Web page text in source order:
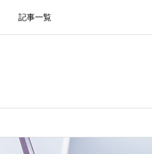
記事一覧